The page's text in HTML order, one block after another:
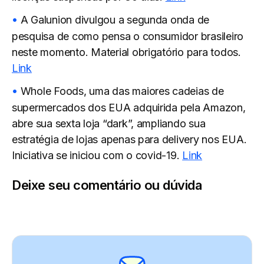
A Galunion divulgou a segunda onda de
pesquisa de como pensa o consumidor brasileiro
neste momento. Material obrigatório para todos.
Link
Whole Foods, uma das maiores cadeias de
supermercados dos EUA adquirida pela Amazon,
abre sua sexta loja “dark”, ampliando sua
estratégia de lojas apenas para delivery nos EUA.
Iniciativa se iniciou com o covid-19. Link
Deixe seu comentário ou dúvida